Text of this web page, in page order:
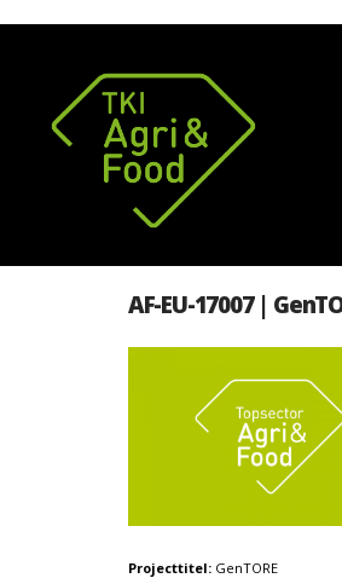
AF-EU-17007 |
Projecttitel:GenTORE